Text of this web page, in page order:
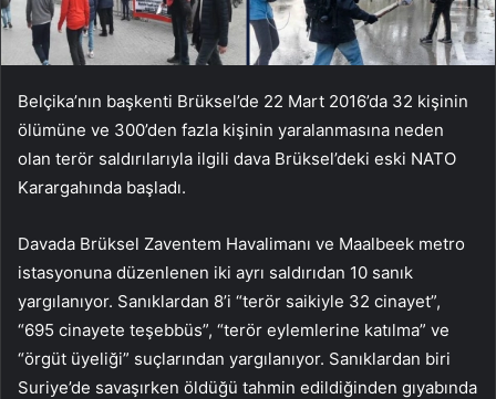
Belçika’nın başkenti Brüksel’de 22 Mart 2016’da 32 kişinin
ölümüne ve 300’den fazla kişinin yaralanmasına neden
olan terör saldırılarıyla ilgili dava Brüksel’deki eski NATO
Karargahında başladı.
Davada Brüksel Zaventem Havalimanı ve Maalbeek metro
istasyonuna düzenlenen iki ayrı saldırıdan 10 sanık
yargılanıyor. Sanıklardan 8’i “terör saikiyle 32 cinayet”,
“695 cinayete teşebbüs”, “terör eylemlerine katılma” ve
“örgüt üyeliği” suçlarından yargılanıyor. Sanıklardan biri
Suriye’de savaşırken öldüğü tahmin edildiğinden gıyabında